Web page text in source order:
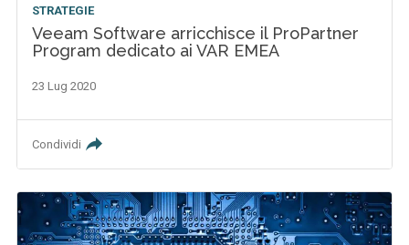
STRATEGIE
Veeam Software arricchisce il ProPartner
Program dedicato ai VAR EMEA
23 Lug 2020
Condividi